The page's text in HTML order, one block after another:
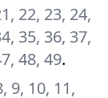
22, 23, 24,
35, 36, 37,
48, 49.
9, 10, 11,